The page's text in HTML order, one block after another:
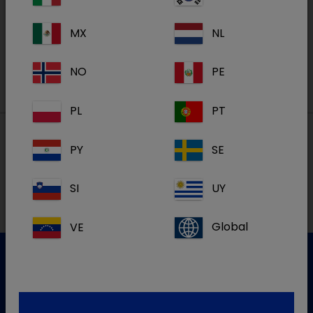
S'inscrire
Nos adresses
Service clientèle
MX NL
NO PE
PL PT
PY SE
SI UY
VE Global